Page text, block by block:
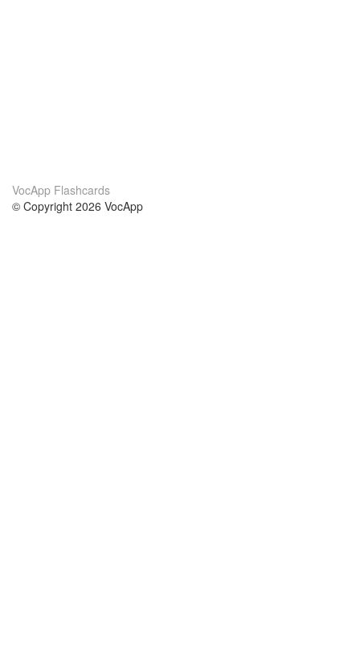
VocApp Flashcards
© Copyright 2026 VocApp